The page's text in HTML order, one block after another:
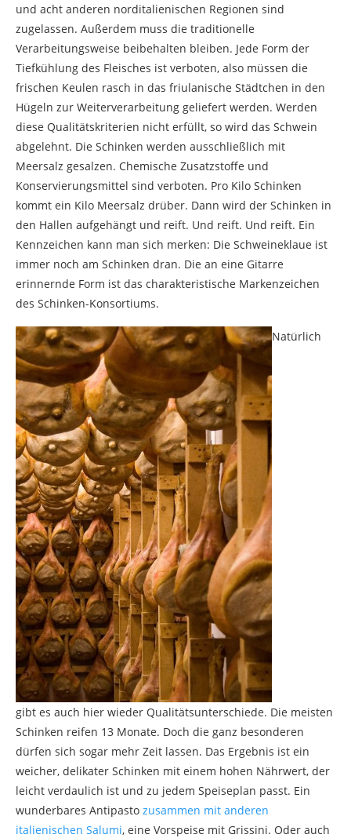
und acht anderen norditalienischen Regionen sind
zugelassen. Außerdem muss die traditionelle
Verarbeitungsweise beibehalten bleiben. Jede Form der
Tiefkühlung des Fleisches ist verboten, also müssen die
frischen Keulen rasch in das friulanische Städtchen in den
Hügeln zur Weiterverarbeitung geliefert werden. Werden
diese Qualitätskriterien nicht erfüllt, so wird das Schwein
abgelehnt. Die Schinken werden ausschließlich mit
Meersalz gesalzen. Chemische Zusatzstoffe und
Konservierungsmittel sind verboten. Pro Kilo Schinken
kommt ein Kilo Meersalz drüber. Dann wird der Schinken in
den Hallen aufgehängt und reift. Und reift. Und reift. Ein
Kennzeichen kann man sich merken: Die Schweineklaue ist
immer noch am Schinken dran. Die an eine Gitarre
erinnernde Form ist das charakteristische Markenzeichen
des Schinken-Konsortiums.
Natürlich
gibt es auch hier wieder Qualitätsunterschiede. Die meisten
Schinken reifen 13 Monate. Doch die ganz besonderen
dürfen sich sogar mehr Zeit lassen. Das Ergebnis ist ein
weicher, delikater Schinken mit einem hohen Nährwert, der
leicht verdaulich ist und zu jedem Speiseplan passt. Ein
wunderbares Antipasto zusammen mit anderen
italienischen Salumi, eine Vorspeise mit Grissini. Oder auch